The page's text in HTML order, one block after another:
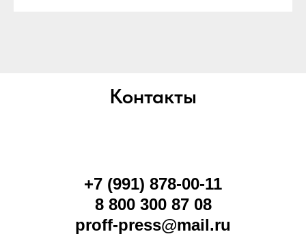
Контакты
+7 (991) 878-00-11
8 800 300 87 08
proff-press@mail.ru